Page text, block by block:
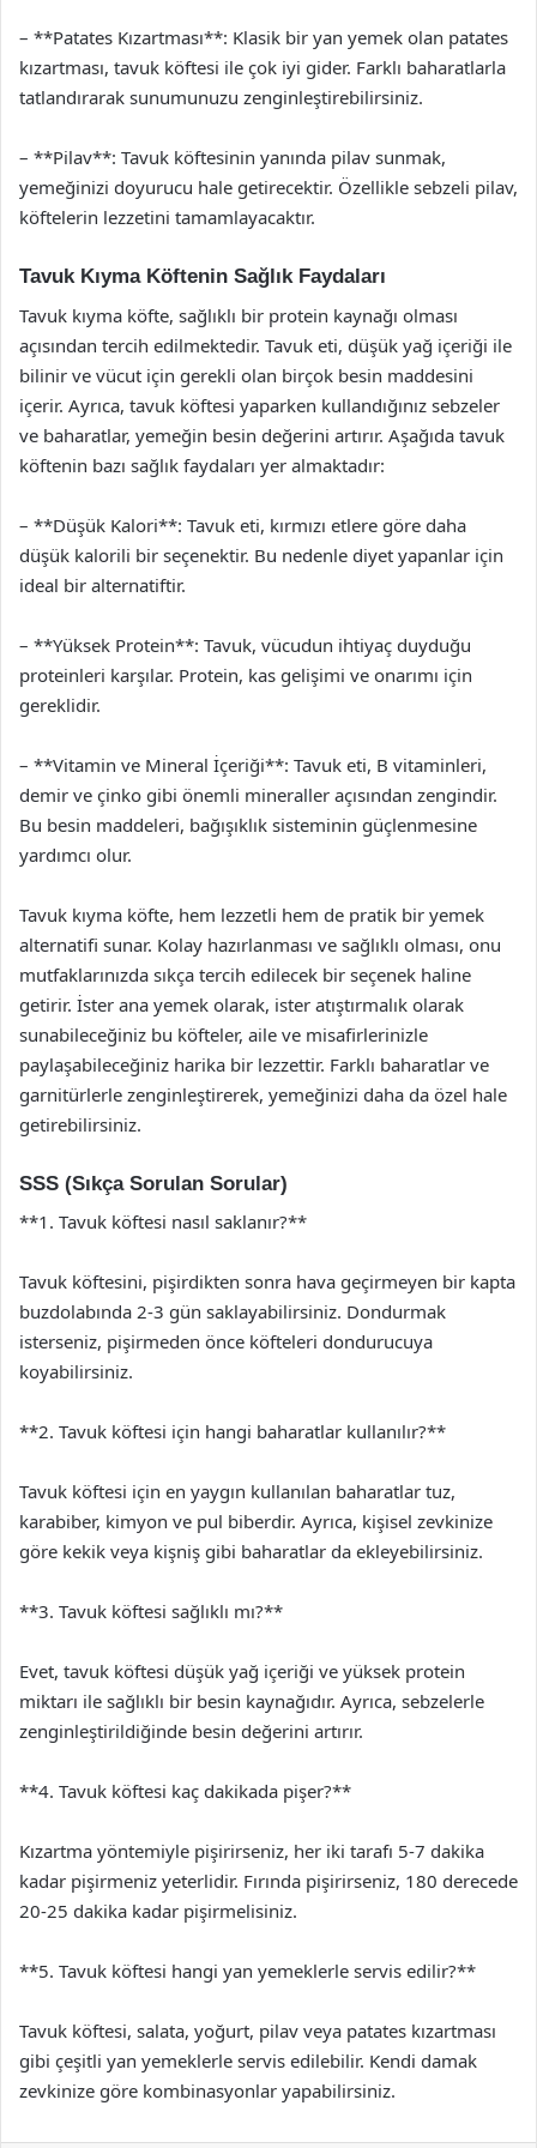
– **Patates Kızartması**: Klasik bir yan yemek olan patates
kızartması, tavuk köftesi ile çok iyi gider. Farklı baharatlarla
tatlandırarak sunumunuzu zenginleştirebilirsiniz.
– **Pilav**: Tavuk köftesinin yanında pilav sunmak,
yemeğinizi doyurucu hale getirecektir. Özellikle sebzeli pilav,
köftelerin lezzetini tamamlayacaktır.
Tavuk Kıyma Köftenin Sağlık Faydaları
Tavuk kıyma köfte, sağlıklı bir protein kaynağı olması
açısından tercih edilmektedir. Tavuk eti, düşük yağ içeriği ile
bilinir ve vücut için gerekli olan birçok besin maddesini
içerir. Ayrıca, tavuk köftesi yaparken kullandığınız sebzeler
ve baharatlar, yemeğin besin değerini artırır. Aşağıda tavuk
köftenin bazı sağlık faydaları yer almaktadır:
– **Düşük Kalori**: Tavuk eti, kırmızı etlere göre daha
düşük kalorili bir seçenektir. Bu nedenle diyet yapanlar için
ideal bir alternatiftir.
– **Yüksek Protein**: Tavuk, vücudun ihtiyaç duyduğu
proteinleri karşılar. Protein, kas gelişimi ve onarımı için
gereklidir.
– **Vitamin ve Mineral İçeriği**: Tavuk eti, B vitaminleri,
demir ve çinko gibi önemli mineraller açısından zengindir.
Bu besin maddeleri, bağışıklık sisteminin güçlenmesine
yardımcı olur.
Tavuk kıyma köfte, hem lezzetli hem de pratik bir yemek
alternatifi sunar. Kolay hazırlanması ve sağlıklı olması, onu
mutfaklarınızda sıkça tercih edilecek bir seçenek haline
getirir. İster ana yemek olarak, ister atıştırmalık olarak
sunabileceğiniz bu köfteler, aile ve misafirlerinizle
paylaşabileceğiniz harika bir lezzettir. Farklı baharatlar ve
garnitürlerle zenginleştirerek, yemeğinizi daha da özel hale
getirebilirsiniz.
SSS (Sıkça Sorulan Sorular)
**1. Tavuk köftesi nasıl saklanır?**
Tavuk köftesini, pişirdikten sonra hava geçirmeyen bir kapta
buzdolabında 2-3 gün saklayabilirsiniz. Dondurmak
isterseniz, pişirmeden önce köfteleri dondurucuya
koyabilirsiniz.
**2. Tavuk köftesi için hangi baharatlar kullanılır?**
Tavuk köftesi için en yaygın kullanılan baharatlar tuz,
karabiber, kimyon ve pul biberdir. Ayrıca, kişisel zevkinize
göre kekik veya kişniş gibi baharatlar da ekleyebilirsiniz.
**3. Tavuk köftesi sağlıklı mı?**
Evet, tavuk köftesi düşük yağ içeriği ve yüksek protein
miktarı ile sağlıklı bir besin kaynağıdır. Ayrıca, sebzelerle
zenginleştirildiğinde besin değerini artırır.
**4. Tavuk köftesi kaç dakikada pişer?**
Kızartma yöntemiyle pişirirseniz, her iki tarafı 5-7 dakika
kadar pişirmeniz yeterlidir. Fırında pişirirseniz, 180 derecede
20-25 dakika kadar pişirmelisiniz.
**5. Tavuk köftesi hangi yan yemeklerle servis edilir?**
Tavuk köftesi, salata, yoğurt, pilav veya patates kızartması
gibi çeşitli yan yemeklerle servis edilebilir. Kendi damak
zevkinize göre kombinasyonlar yapabilirsiniz.